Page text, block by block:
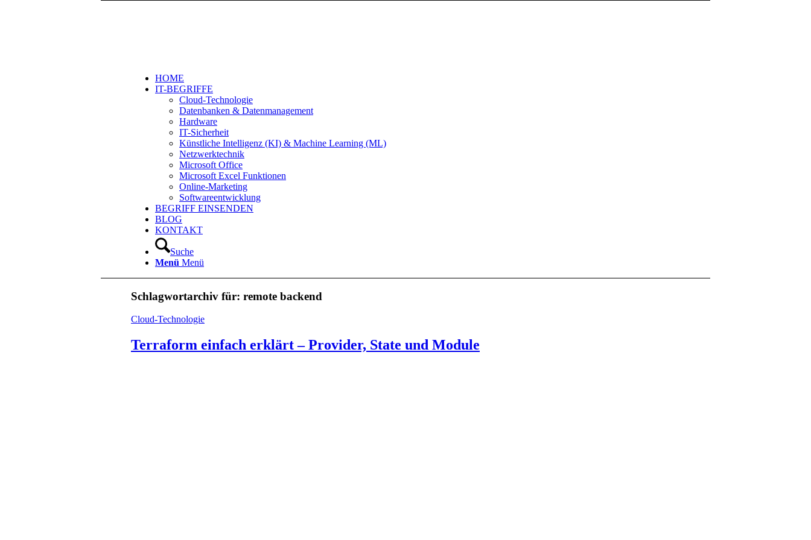
HOME
IT-BEGRIFFE
Cloud-Technologie
Datenbanken & Datenmanagement
Hardware
IT-Sicherheit
Künstliche Intelligenz (KI) & Machine Learning (ML)
Netzwerktechnik
Microsoft Office
Microsoft Excel Funktionen
Online-Marketing
Softwareentwicklung
BEGRIFF EINSENDEN
BLOG
KONTAKT
Suche
Menü Menü
Schlagwortarchiv für: remote backend
Cloud-Technologie
Terraform einfach erklärt – Provider, State und Module